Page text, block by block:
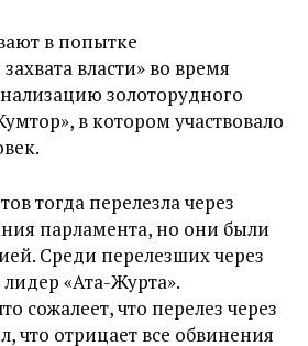
в попытке
власти» во время
золоторудного
в котором участвовало
тогда перелезла через
парламента, но они были
Среди перелезших через
«Ата-Журта».
сожалеет, что перелез через
что отрицает все обвинения